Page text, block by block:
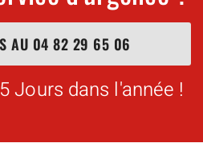
AU 04 82 29 65 06
Jours dans l'année !